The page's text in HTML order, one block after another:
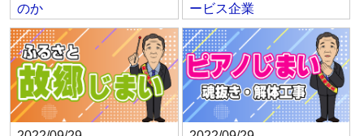
のか
ービス企業